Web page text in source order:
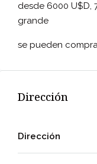
desde 6000 U$D,
grande
se pueden
Dirección
Dirección